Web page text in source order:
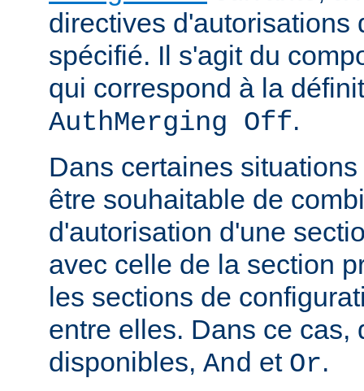
directives d'autorisations
spécifié. Il s'agit du
qui correspond à la
AuthMerging Off.
Dans certaines
être souhaitable de
d'autorisation d'une
avec celle de la section
les sections de
entre elles. Dans ce cas,
disponibles, And et Or.